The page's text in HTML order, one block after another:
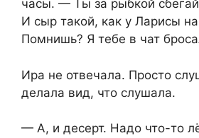
часы. — Ты за рыбкой
И сыр такой, как у Ларисы
Помнишь? Я тебе в чат
Ира не отвечала. Просто
делала вид, что слушала.
— А, и десерт. Надо что-то